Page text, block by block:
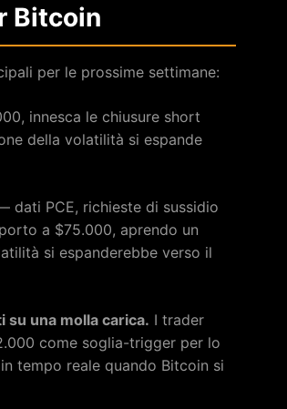
Bitcoin
per le prossime settimane:
innesca le chiusure short
della volatilità si espande
dati PCE, richieste di sussidio
a $75.000, aprendo un
si espanderebbe verso il
su una molla carica. I trader
come soglia-trigger per lo
tempo reale quando Bitcoin si